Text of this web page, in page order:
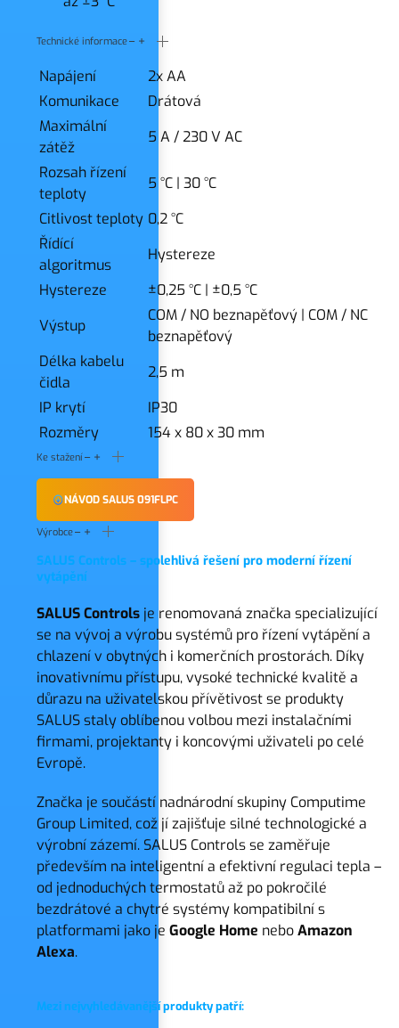
Technické informace
Napájení
2x AA
Komunikace
Drátová
Maximální
zátěž
5 A / 230 V AC
Rozsah řízení
teploty
5 °C | 30 °C
Citlivost teploty 0,2 °C
Řídící
algoritmus
Hystereze
Hystereze
±0,25 °C | ±0,5 °C
Výstup
COM / NO beznapěťový | COM / NC
beznapěťový
Délka kabelu
čidla
2,5 m
IP krytí
IP30
Rozměry
154 x 80 x 30 mm
Ke stažení
NÁVOD SALUS 091FLPC
Výrobce
SALUS Controls – spolehlivá řešení pro moderní řízení
vytápění
SALUS Controls je renomovaná značka specializující
se na vývoj a výrobu systémů pro řízení vytápění a
chlazení v obytných i komerčních prostorách. Díky
inovativnímu přístupu, vysoké technické kvalitě a
důrazu na uživatelskou přívětivost se produkty
SALUS staly oblíbenou volbou mezi instalačními
firmami, projektanty i koncovými uživateli po celé
Evropě.
Značka je součástí nadnárodní skupiny Computime
Group Limited, což jí zajišťuje silné technologické a
výrobní zázemí. SALUS Controls se zaměřuje
především na inteligentní a efektivní regulaci tepla –
od jednoduchých termostatů až po pokročilé
bezdrátové a chytré systémy kompatibilní s
platformami jako jeGoogle Home neboAmazon
Alexa.
Mezi nejvyhledávanější produkty patří: